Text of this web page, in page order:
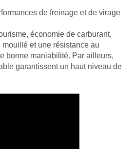
de freinage et de virage
économie de carburant,
et une résistance au
bonne maniabilité. Par ailleurs,
garantissent un haut niveau de